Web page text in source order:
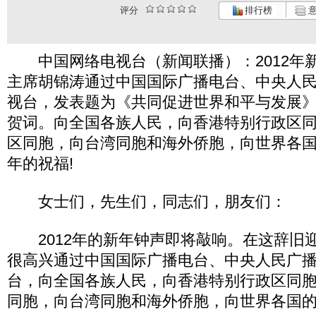
评分 排行榜
中国网络电视台（新闻联播）：2012年
主席胡锦涛通过中国国际广播电台、中央人
视台，发表题为《共同促进世界和平与发展
贺词。向全国各族人民，向香港特别行政区
区同胞，向台湾同胞和海外侨胞，向世界各
年的祝福!
女士们，先生们，同志们，朋友们：
2012年的新年钟声即将敲响。在这辞旧
很高兴通过中国国际广播电台、中央人民广
台，向全国各族人民，向香港特别行政区同
同胞，向台湾同胞和海外侨胞，向世界各国